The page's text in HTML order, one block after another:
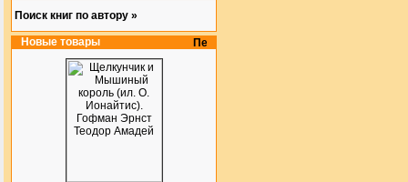
Поиск книг по автору »
Новые товары